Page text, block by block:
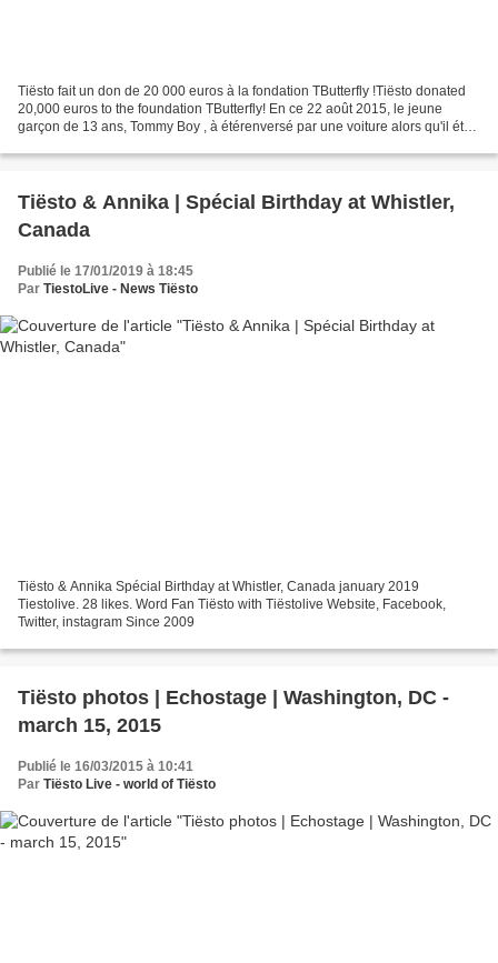
Tiësto fait un don de 20 000 euros à la fondation TButterfly !Tiësto donated
20,000 euros to the foundation TButterfly! En ce 22 août 2015, le jeune
garçon de 13 ans, Tommy Boy , à étérenversé par une voiture alors qu'il était
Tiësto & Annika | Spécial Birthday at Whistler,
Canada
Publié le 17/01/2019 à 18:45
Par TiestoLive - News Tiësto
Tiësto & Annika Spécial Birthday at Whistler, Canada january 2019
Tiestolive. 28 likes. Word Fan Tiësto with Tiëstolive Website, Facebook,
Twitter, instagram Since 2009
Tiësto photos | Echostage | Washington, DC -
march 15, 2015
Publié le 16/03/2015 à 10:41
Par Tiësto Live - world of Tiësto